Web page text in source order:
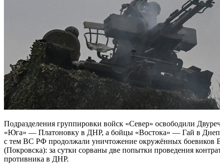
Подразделения группировки войск «Север» освободили Двуречанское в Харьковской области, военнослужащие
«Юга» — Платоновку в ДНР, а бойцы «Востока» — Гай в
с тем ВС РФ продолжали уничтожение окружённых боевиков
(Покровска): за сутки сорваны две попытки проведения
противника в ДНР.